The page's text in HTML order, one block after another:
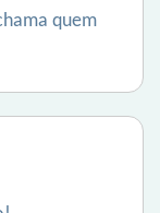
quem